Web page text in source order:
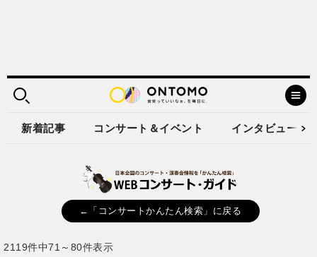
新着記事 コンサート＆イベント インタビュー
←「コンサートかんたん検索」に戻る
2119件中71～80件表示